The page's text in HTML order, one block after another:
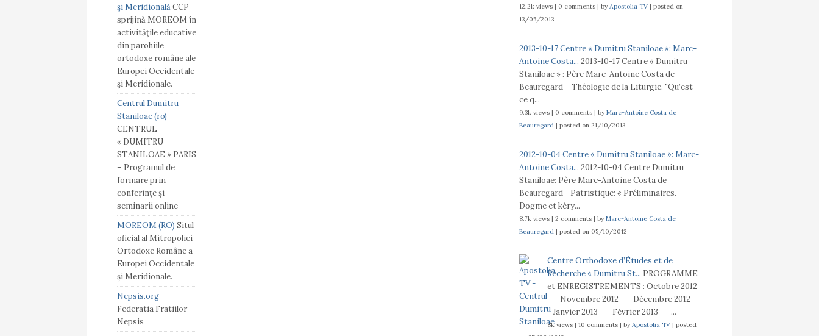
şi MeridionalăCCP
sprijină MOREOM în
activităţile educative
din parohiile
ortodoxe române ale
Europei Occidentale
şi Meridionale.
Centrul Dumitru
Staniloae (ro)
CENTRUL
« DUMITRU
STANILOAE » PARIS
– Programul de
formare prin
conferințe și
seminarii online
MOREOM (RO) Situl
oficial al Mitropoliei
Ortodoxe Române a
Europei Occidentale
și Meridionale.
Nepsis.org
Federatia Fratiilor
Nepsis
12.2k views | 0 comments | byApostolia TV | posted on
13/05/2013
2013-10-17 Centre « Dumitru Staniloae »: Marc-
Antoine Costa... 2013-10-17 Centre « Dumitru
Staniloae » : Père Marc-Antoine Costa de
Beauregard – Théologie de la Liturgie. "Qu’est-
ce q...
9.3k views | 0 comments | byMarc-Antoine Costa de
Beauregard | posted on 21/10/2013
2012-10-04 Centre « Dumitru Staniloae »: Marc-
Antoine Costa... 2012-10-04 Centre Dumitru
Staniloae: Père Marc-Antoine Costa de
Beauregard - Patristique: « Préliminaires.
Dogme et kéry...
8.7k views | 2 comments | byMarc-Antoine Costa de
Beauregard | posted on 05/10/2012
Centre Orthodoxe d’Études et de
Recherche « Dumitru St... PROGRAMME
et ENREGISTREMENTS : Octobre 2012
--- Novembre 2012 --- Décembre 2012 --
- Janvier 2013 --- Février 2013 ---...
8k views | 10 comments | byApostolia TV | posted